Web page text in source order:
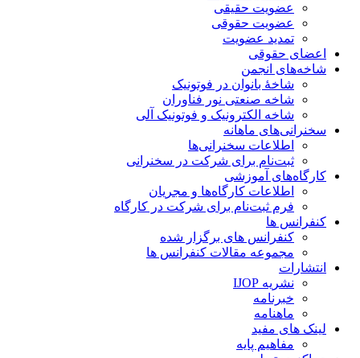
عضویت حقیقی
عضویت حقوقی
تمدید عضویت
اعضای حقوقی
شاخه‌های انجمن
شاخۀ بانوان در فوتونیک
شاخه صنعتی نور فناوران
شاخه‌ الکترونیک و فوتونیک آلی
سخنرانی‌های ماهانه
اطلاعات سخنرانی‌‌ها
ثبت‌نام برای شرکت در سخنرانی
کارگاه‌های آموزشی
اطلاعات کارگاه‌ها و مجریان
فرم ثبت‌نام برای شرکت در کارگاه
کنفرانس ها
کنفرانس های برگزار شده
مجموعه مقالات کنفرانس ها
انتشارات
نشریه IJOP
خبرنامه
ماهنامه
لینک های مفید
مفاهیم پایه